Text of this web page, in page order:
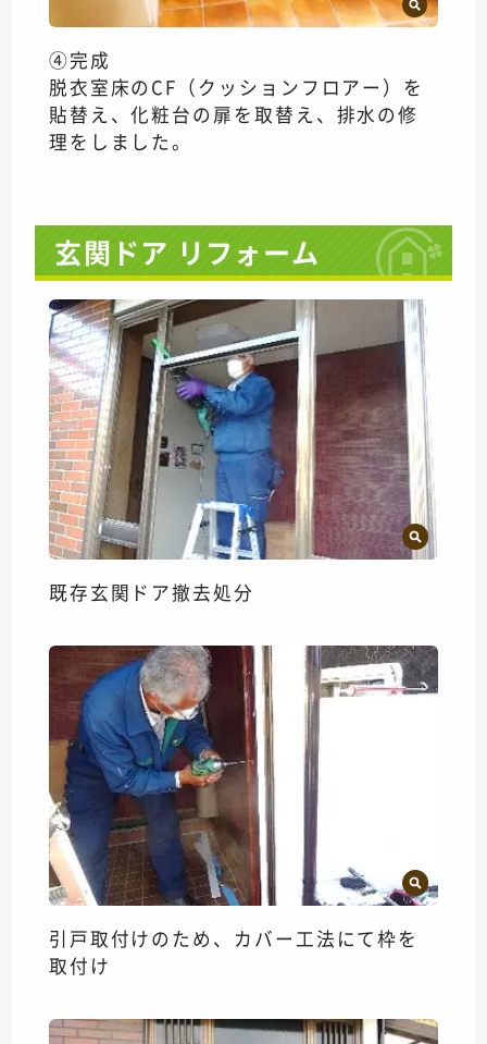
④完成
脱衣室床のCF（クッションフロアー）を
貼替え、化粧台の扉を取替え、排水の修
理をしました。
玄関ドア リフォーム
既存玄関ドア撤去処分
引戸取付けのため、カバー工法にて枠を
取付け